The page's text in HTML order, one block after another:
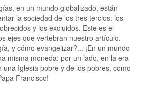
en un mundo globalizado, están
la sociedad de los tres tercios: los
y los excluidos. Este es el
ejes que vertebran nuestro artículo.
y cómo evangelizar?... ¡En un mundo
misma moneda: por un lado, en la era
una Iglesia pobre y de los pobres, como
Francisco!